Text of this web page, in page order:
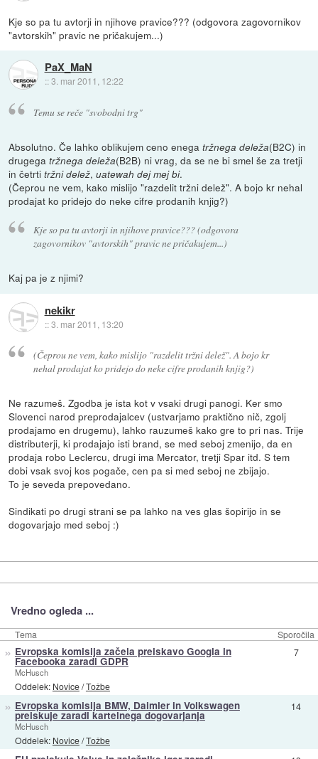
Kje so pa tu avtorji in njihove pravice??? (odgovora zagovornikov
"avtorskih" pravic ne pričakujem...)
PaX_MaN
::3. mar 2011, 12:22
Temu se reče "svobodni trg"
Absolutno. Če lahko oblikujem ceno enegatržnega deleža(B2C) in
drugegatržnega deleža(B2B) ni vrag, da se ne bi smel še za tretji
in četrtitržni delež,uatewah dej mej bi.
(Čeprou ne vem, kako mislijo "razdelit tržni delež". A bojo kr nehal
prodajat ko pridejo do neke cifre prodanih knjig?)
Kje so pa tu avtorji in njihove pravice??? (odgovora
zagovornikov "avtorskih" pravic ne pričakujem...)
Kaj pa je z njimi?
nekikr
::3. mar 2011, 13:20
(Čeprou ne vem, kako mislijo "razdelit tržni delež". A bojo kr
nehal prodajat ko pridejo do neke cifre prodanih knjig?)
Ne razumeš. Zgodba je ista kot v vsaki drugi panogi. Ker smo
Slovenci narod preprodajalcev (ustvarjamo praktično nič, zgolj
prodajamo en drugemu), lahko rauzumeš kako gre to pri nas. Trije
distributerji, ki prodajajo isti brand, se med seboj zmenijo, da en
prodaja robo Leclercu, drugi ima Mercator, tretji Spar itd. S tem
dobi vsak svoj kos pogače, cen pa si med seboj ne zbijajo.
To je seveda prepovedano.
Sindikati po drugi strani se pa lahko na ves glas šopirijo in se
dogovarjajo med seboj :)
Vredno ogleda ...
Tema Sporočila
» Evropska komisija začela preiskavo Googla in
Facebooka zaradi GDPR
McHusch
Oddelek: Novice/Tožbe
7
» Evropska komisija BMW, Daimler in Volkswagen
preiskuje zaradi kartelnega dogovarjanja
McHusch
Oddelek: Novice/Tožbe
14